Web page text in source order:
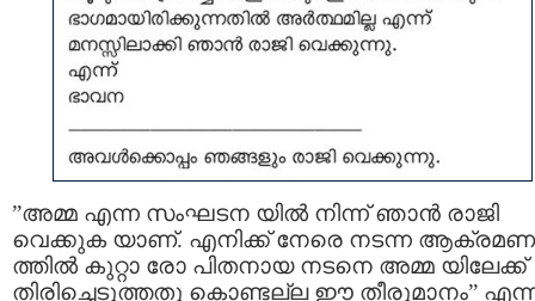
”അമ്മ എന്ന സംഘടന യിൽ നിന്ന് ഞാൻ രാജി
വെക്കുക യാണ്. എനിക്ക് നേരെ നടന്ന ആക്രമണ
ത്തിൽ കുറ്റാ രോ പിതനായ നടനെ അമ്മ യിലേക്ക്
തിരിച്ചെടുത്തതു കൊണ്ടല്ല ഈ തീരുമാനം”